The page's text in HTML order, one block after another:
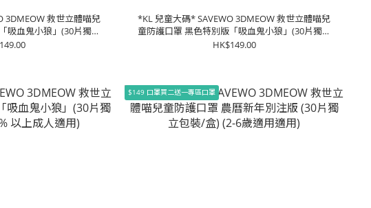
3DMEOW 救世立體喵兒
吸血鬼小狼」(30片獨立
6歲幼年)
*KL 兒童大碼* SAVEWO 3DMEOW 救世立體喵兒
童防護口罩 黑色特別版「吸血鬼小狼」(30片獨立
包裝/盒) (7-13歲適用)
HK$149.00
$149 口罩買二送一專區口罩